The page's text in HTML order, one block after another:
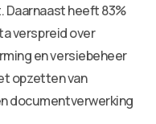
heeft 83%
verspreid over
en versiebeheer
opzetten van
documentverwerking